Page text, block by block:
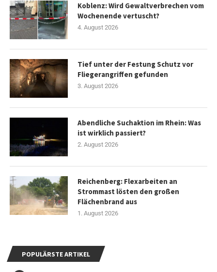
Koblenz: Wird Gewaltverbrechen vom
Wochenende vertuscht?
4. August 2026
Tief unter der Festung Schutz vor
Fliegerangriffen gefunden
3. August 2026
Abendliche Suchaktion im Rhein: Was
ist wirklich passiert?
2. August 2026
Reichenberg: Flexarbeiten an
Strommast lösten den großen
Flächenbrand aus
1. August 2026
POPULÄRSTE ARTIKEL